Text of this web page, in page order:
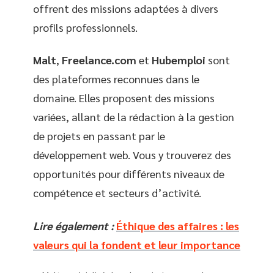
offrent des missions adaptées à divers
profils professionnels.
Malt, Freelance.com et Hubemploi sont
des plateformes reconnues dans le
domaine. Elles proposent des missions
variées, allant de la rédaction à la gestion
de projets en passant par le
développement web. Vous y trouverez des
opportunités pour différents niveaux de
compétence et secteurs d’activité.
Lire également : Éthique des affaires : les
valeurs qui la fondent et leur importance